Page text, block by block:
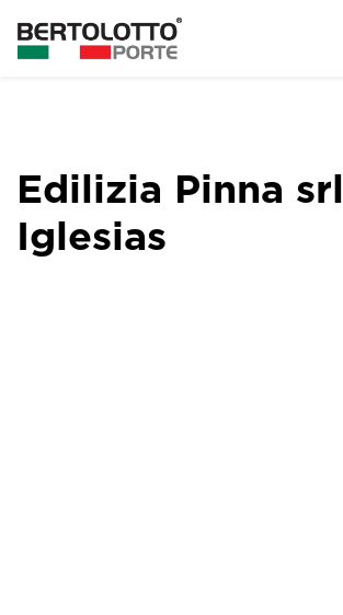
Edilizia Pinna srl
Iglesias